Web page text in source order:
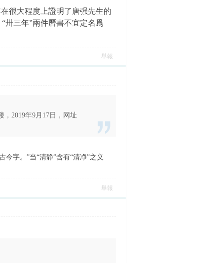
很大程度上證明了唐强先生的
“卅三年”兩件曆書不宜定名爲
舉報
，2019年9月17日，网址
字。”当“清静”含有“清净”之义
舉報